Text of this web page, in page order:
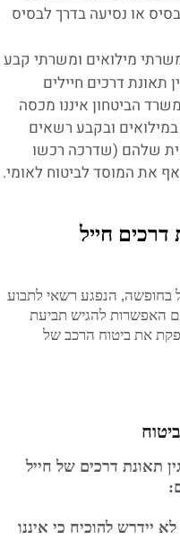
או נסיעה בדרך לבסיס
מילואים ומשרתי קבע
תאונת דרכים חיילים
הביטחון איננו מכסה
ובקבע רשאים
שלהם (שדרכה רכשו
את המוסד לביטוח לאומי.
חייל
בחופשה, הנפגע רשאי לתבוע
האפשרות להגיש תביעת
את ביטוח הרכב של
תאונת דרכים של חייל
יידרש להוכיח כי איננו